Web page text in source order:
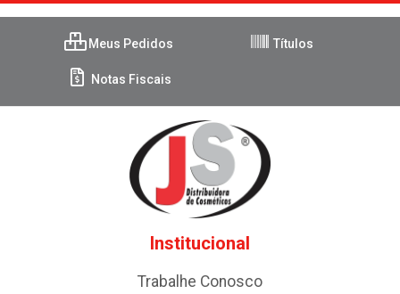
Meus Pedidos Títulos
Notas Fiscais
Institucional
Trabalhe Conosco